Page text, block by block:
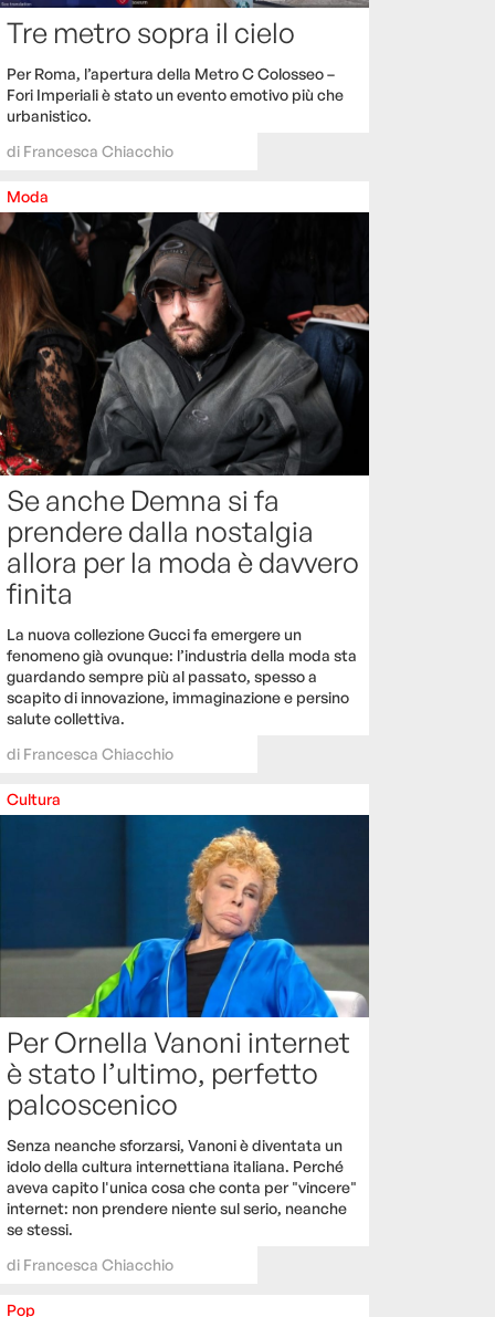
Tre metro sopra il cielo
Per Roma, l’apertura della Metro C Colosseo –
Fori Imperiali è stato un evento emotivo più che
urbanistico.
di Francesca Chiacchio
Moda
Se anche Demna si fa
prendere dalla nostalgia
allora per la moda è davvero
finita
La nuova collezione Gucci fa emergere un
fenomeno già ovunque: l’industria della moda sta
guardando sempre più al passato, spesso a
scapito di innovazione, immaginazione e persino
salute collettiva.
di Francesca Chiacchio
Cultura
Per Ornella Vanoni internet
è stato l’ultimo, perfetto
palcoscenico
Senza neanche sforzarsi, Vanoni è diventata un
idolo della cultura internettiana italiana. Perché
aveva capito l'unica cosa che conta per "vincere"
internet: non prendere niente sul serio, neanche
se stessi.
di Francesca Chiacchio
Pop